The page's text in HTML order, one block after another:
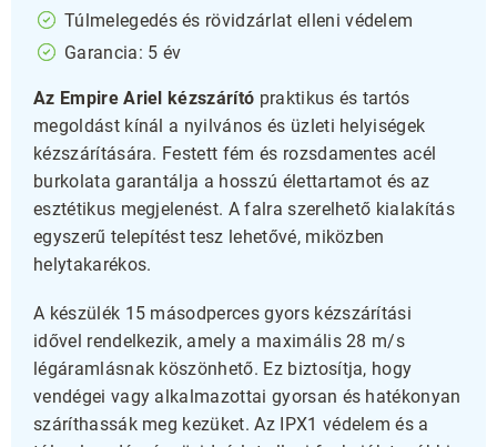
Túlmelegedés és rövidzárlat elleni védelem
Garancia: 5 év
Az Empire Ariel kézszárító praktikus és tartós
megoldást kínál a nyilvános és üzleti helyiségek
kézszárítására. Festett fém és rozsdamentes acél
burkolata garantálja a hosszú élettartamot és az
esztétikus megjelenést. A falra szerelhető kialakítás
egyszerű telepítést tesz lehetővé, miközben
helytakarékos.
A készülék 15 másodperces gyors kézszárítási
idővel rendelkezik, amely a maximális 28 m/s
légáramlásnak köszönhető. Ez biztosítja, hogy
vendégei vagy alkalmazottai gyorsan és hatékonyan
száríthassák meg kezüket. Az IPX1 védelem és a